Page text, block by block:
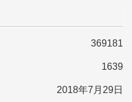
369181
1639
2018年7月29日